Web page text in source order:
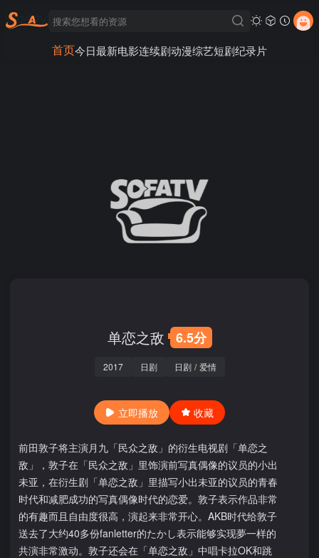
首页今日最新电影连续剧动漫综艺短剧纪录片
单恋之敌 6.5分
2017 日剧 日剧 / 爱情
立即播放 收藏
前田敦子将主演月九「民众之敌」的衍生电视剧「单恋之
敌」，敦子在「民众之敌」里饰演前写真偶像的议员的小出
未亚，在衍生剧「单恋之敌」里描写小出未亚的议员的青春
时代和减肥成功的写真偶像时代的恋爱。敦子表示作品非常
的有趣而且自由度很高，演起来非常开心。AKB时代给敦子
送去了大约40多份fanletter的たかし表示能够实现夢一样的
共演非常激动。敦子还会在「单恋之敌」中唱卡拉OK和跳